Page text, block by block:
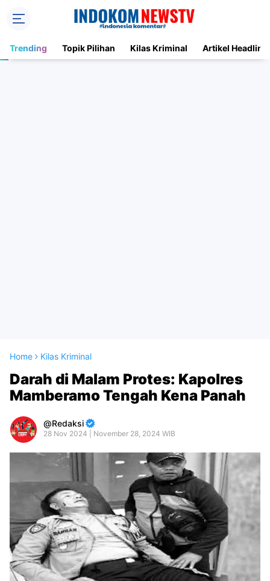
Trending Topik Pilihan Kilas Kriminal Artikel Headline
Home Kilas Kriminal
Darah di Malam Protes: Kapolres
Mamberamo Tengah Kena Panah
Redaksi
28 Nov 2024 | November 28, 2024 WIB